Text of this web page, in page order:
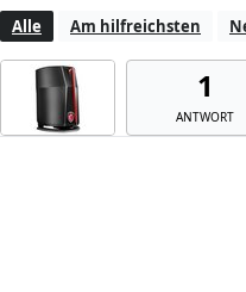
Alle Am hilfreichsten
1
ANTWORT